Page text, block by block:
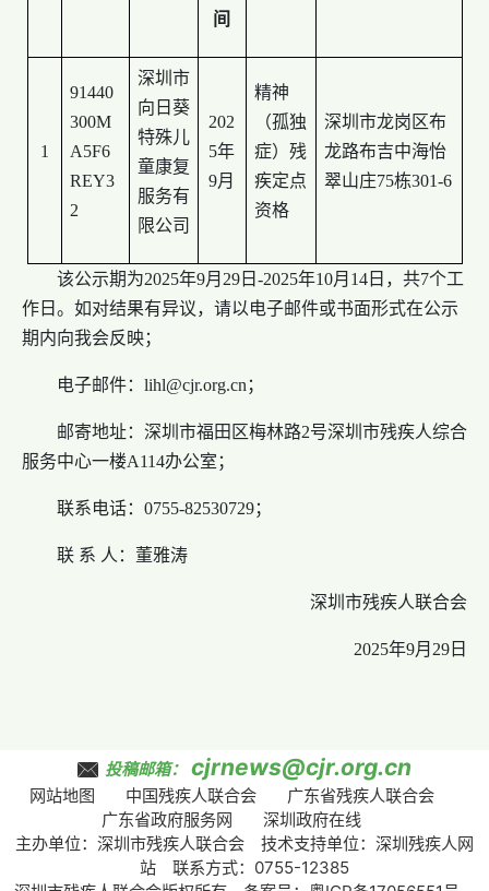
间
1
91440
300M
A5F6
REY3
2
深圳市
向日葵
特殊儿
童康复
服务有
限公司
202
5年
9月
精神
（孤独
症）残
疾定点
资格
深圳市龙岗区布
龙路布吉中海怡
翠山庄75栋301-6
该公示期为2025年9月29日-2025年10月14日，共7个工
作日。如对结果有异议，请以电子邮件或书面形式在公示
期内向我会反映；
电子邮件：lihl@cjr.org.cn；
邮寄地址：深圳市福田区梅林路2号深圳市残疾人综合
服务中心一楼A114办公室；
联系电话：0755-82530729；
联 系 人：董雅涛
深圳市残疾人联合会
2025年9月29日
投稿邮箱： cjrnews@cjr.org.cn
网站地图 中国残疾人联合会
广东省残疾人联合会
广东省政府服务网
深圳政府在线
主办单位：深圳市残疾人联合会 技术支持单位：深圳残疾人网
站 联系方式：0755-12385